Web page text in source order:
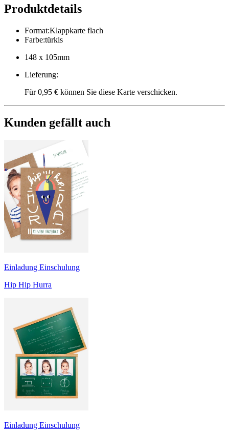
Produktdetails
Format:Klappkarte flach
Farbe:türkis
148 x 105mm
Lieferung:
Für 0,95 € können Sie diese Karte verschicken.
Kunden gefällt auch
Einladung Einschulung
Hip Hip Hurra
Einladung Einschulung